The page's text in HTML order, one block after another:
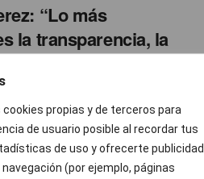
propias y de terceros para
de usuario posible al recordar tus
de uso y ofrecerte publicidad
(por ejemplo, páginas
“Lo más
la transparencia, la
la profesionalidad”
como Mejor Lobista de
de PR” 2025, un premio que
hace 22 años...